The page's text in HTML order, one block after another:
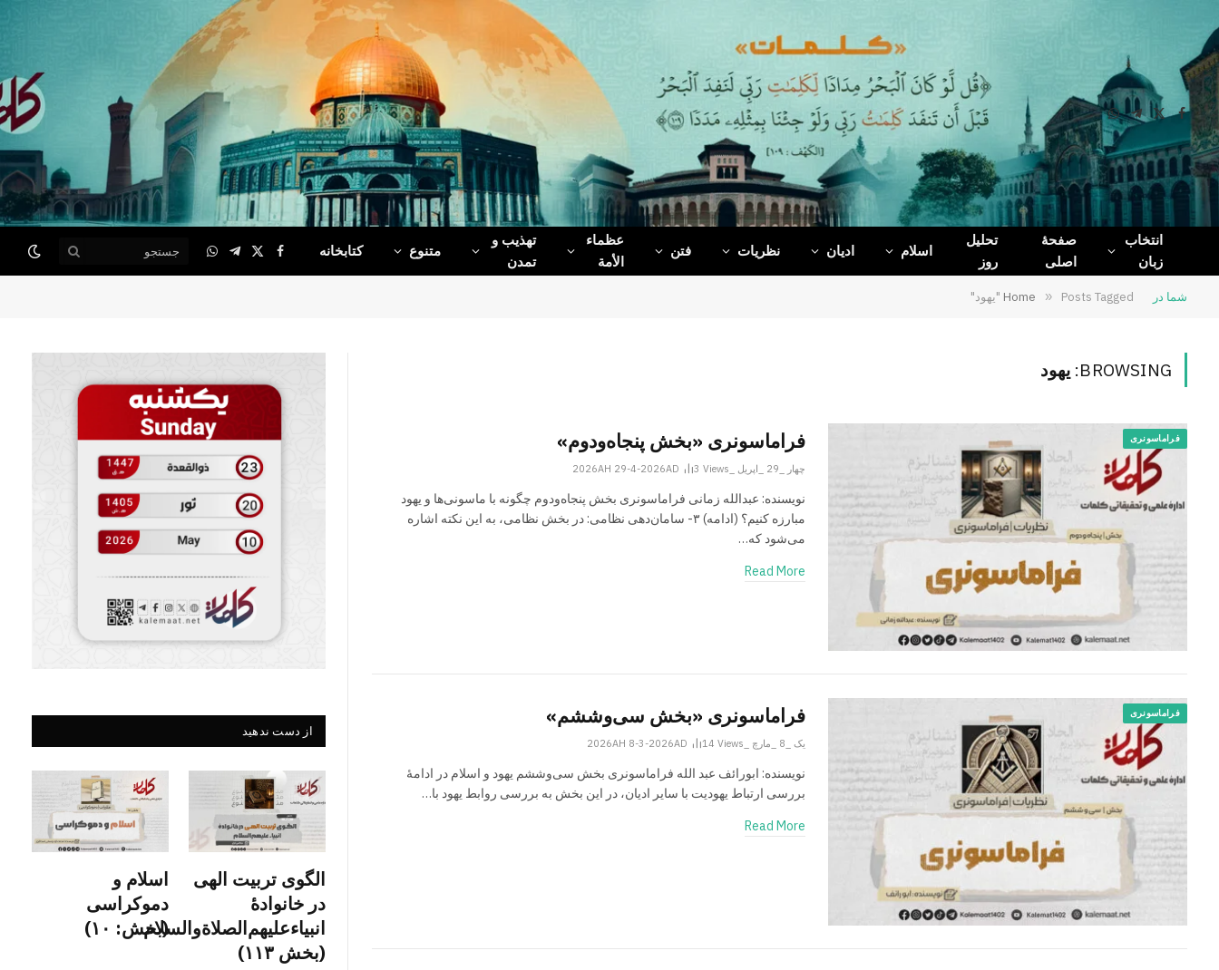
Facebook
X
(Twitter)
Telegram
WhatsApp
انتخاب
زبان
صفحۀ
اصلی
تحلیل
روز
اسلام ادیان نظریات فتن
عظماء‌
الأمة
تهذیب و
تمدن
متنوع کتابخانه Facebook
X
(Twitter)
Telegram
WhatsApp
شما در Home » Posts Tagged "یهود"
BROWSING: یهود
فراماسونری فراماسونری «بخش پنجاه‌ودوم»
چهار _29 _اپریل _2026AH 29-4-2026AD 3Views
نویسنده: عبدالله زمانی فراماسونری بخش پنجاه‌ودوم چگونه با ماسونی‌ها و یهود
مبارزه کنیم؟ (ادامه) ۳- سامان‌دهی نظامی: در بخش نظامی، به این نکته اشاره
می‌شود که…
Read More
فراماسونری فراماسونری «بخش سی‌وششم»
یک _8 _مارچ _2026AH 8-3-2026AD 14Views
نویسنده: ابورائف عبد الله فراماسونری بخش سی‌وششم یهود و اسلام در ادامۀ
بررسی ارتباط یهودیت با سایر ادیان، در این بخش به بررسی روابط یهود با…
Read More
از دست ندهید
الگوی تربیت الهی
در خانوادۀ
انبیاءعلیهم‌الصلاةو‌السلام
(بخش ۱۱۳)
اسلام و
دموکراسی
(بخش: ۱۰)